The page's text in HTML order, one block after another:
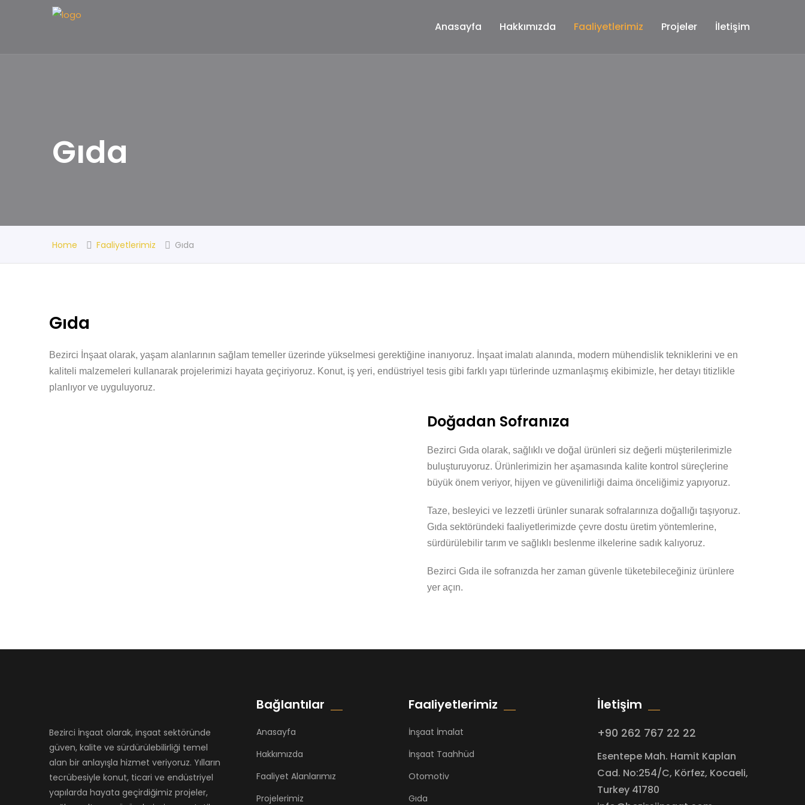
Anasayfa Hakkımızda Faaliyetlerimiz Projeler İletişim
Gıda
Home Faaliyetlerimiz Gıda
Gıda
Bezirci İnşaat olarak, yaşam alanlarının sağlam temeller üzerinde yükselmesi gerektiğine inanıyoruz. İnşaat imalatı alanında, modern mühendislik tekniklerini ve en
kaliteli malzemeleri kullanarak projelerimizi hayata geçiriyoruz. Konut, iş yeri, endüstriyel tesis gibi farklı yapı türlerinde uzmanlaşmış ekibimizle, her detayı titizlikle
planlıyor ve uyguluyoruz.
Doğadan Sofranıza
Bezirci Gıda olarak, sağlıklı ve doğal ürünleri siz değerli müşterilerimizle
buluşturuyoruz. Ürünlerimizin her aşamasında kalite kontrol süreçlerine
büyük önem veriyor, hijyen ve güvenilirliği daima önceliğimiz yapıyoruz.
Taze, besleyici ve lezzetli ürünler sunarak sofralarınıza doğallığı taşıyoruz.
Gıda sektöründeki faaliyetlerimizde çevre dostu üretim yöntemlerine,
sürdürülebilir tarım ve sağlıklı beslenme ilkelerine sadık kalıyoruz.
Bezirci Gıda ile sofranızda her zaman güvenle tüketebileceğiniz ürünlere
yer açın.
Bezirci İnşaat olarak, inşaat sektöründe
güven, kalite ve sürdürülebilirliği temel
alan bir anlayışla hizmet veriyoruz. Yılların
tecrübesiyle konut, ticari ve endüstriyel
yapılarda hayata geçirdiğimiz projeler,
Bağlantılar
Anasayfa
Hakkımızda
Faaliyet Alanlarımız
Projelerimiz
Faaliyetlerimiz
İnşaat İmalat
İnşaat Taahhüd
Otomotiv
Gıda
İletişim
+90 262 767 22 22
Esentepe Mah. Hamit Kaplan
Cad. No:254/C, Körfez, Kocaeli,
Turkey 41780